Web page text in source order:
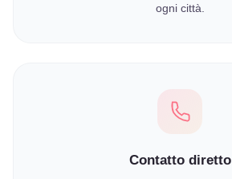
ogni città.
Contatto diretto